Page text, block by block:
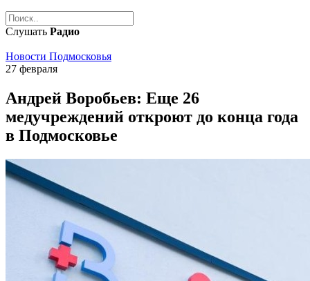
Слушать Радио
Новости Подмосковья
27 февраля
Андрей Воробьев: Еще 26
медучреждений откроют до конца года
в Подмосковье